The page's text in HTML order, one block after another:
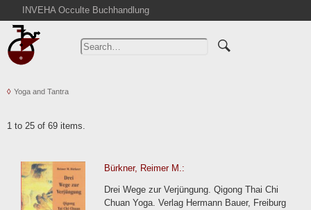
INVEHA Occulte Buchhandlung
Home
Advanced Search
Cart
Contact
Terms
Yoga and Tantra
1 to 25 of 69 items.
Bürkner, Reimer M.:
Drei Wege zur Verjüngung. Qigong Thai Chi
Chuan Yoga. Verlag Hermann Bauer, Freiburg